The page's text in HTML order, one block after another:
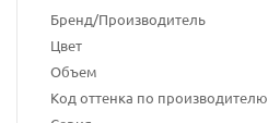
Бренд/Производитель
Цвет
Объем
Код оттенка по производителю